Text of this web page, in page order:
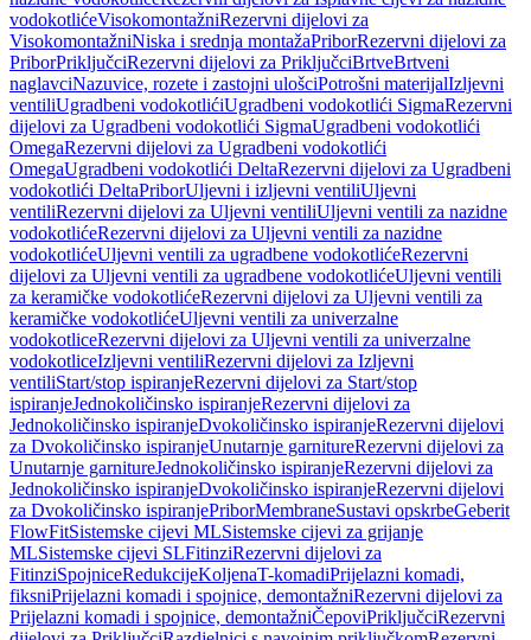
vodokotlićeVisokomontažniRezervni dijelovi za
VisokomontažniNiska i srednja montažaPriborRezervni dijelovi za
PriborPriključciRezervni dijelovi za PriključciBrtveBrtveni
naglavciNazuvice, rozete i zastojni ulošciPotrošni materijalIzljevni
ventiliUgradbeni vodokotlićiUgradbeni vodokotlići SigmaRezervni
dijelovi za Ugradbeni vodokotlići SigmaUgradbeni vodokotlići
OmegaRezervni dijelovi za Ugradbeni vodokotlići
OmegaUgradbeni vodokotlići DeltaRezervni dijelovi za Ugradbeni
vodokotlići DeltaPriborUljevni i izljevni ventiliUljevni
ventiliRezervni dijelovi za Uljevni ventiliUljevni ventili za nazidne
vodokotlićeRezervni dijelovi za Uljevni ventili za nazidne
vodokotlićeUljevni ventili za ugradbene vodokotlićeRezervni
dijelovi za Uljevni ventili za ugradbene vodokotlićeUljevni ventili
za keramičke vodokotlićeRezervni dijelovi za Uljevni ventili za
keramičke vodokotlićeUljevni ventili za univerzalne
vodokotliceRezervni dijelovi za Uljevni ventili za univerzalne
vodokotliceIzljevni ventiliRezervni dijelovi za Izljevni
ventiliStart/stop ispiranjeRezervni dijelovi za Start/stop
ispiranjeJednokoličinsko ispiranjeRezervni dijelovi za
Jednokoličinsko ispiranjeDvokoličinsko ispiranjeRezervni dijelovi
za Dvokoličinsko ispiranjeUnutarnje garnitureRezervni dijelovi za
Unutarnje garnitureJednokoličinsko ispiranjeRezervni dijelovi za
Jednokoličinsko ispiranjeDvokoličinsko ispiranjeRezervni dijelovi
za Dvokoličinsko ispiranjePriborMembraneSustavi opskrbeGeberit
FlowFitSistemske cijevi MLSistemske cijevi za grijanje
MLSistemske cijevi SLFitinziRezervni dijelovi za
FitinziSpojniceRedukcijeKoljenaT-komadiPrijelazni komadi,
fiksniPrijelazni komadi i spojnice, demontažniRezervni dijelovi za
Prijelazni komadi i spojnice, demontažniČepoviPriključciRezervni